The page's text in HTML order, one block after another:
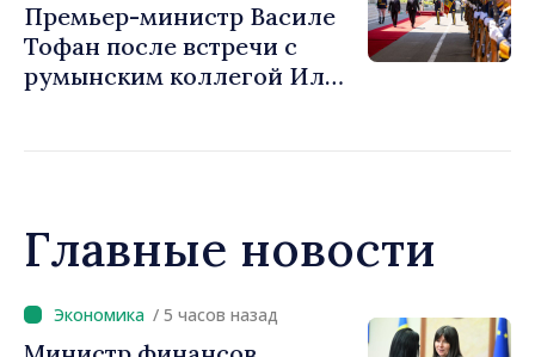
Премьер-министр Василе
Тофан после встречи с
румынским коллегой Илие
большее число инвестиций
и возможностей для
Главные новости
/ 4 часов назад